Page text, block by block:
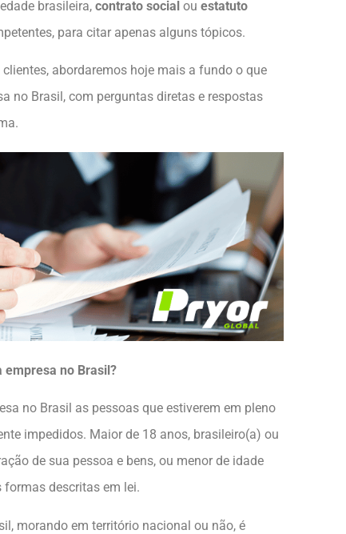
brasileira, contrato social ou estatuto
para citar apenas alguns tópicos.
abordaremos hoje mais a fundo o que
no Brasil, com perguntas diretas e respostas
empresa no Brasil?
no Brasil as pessoas que estiverem em pleno
impedidos. Maior de 18 anos, brasileiro(a) ou
de sua pessoa e bens, ou menor de idade
descritas em lei.
morando em território nacional ou não, é